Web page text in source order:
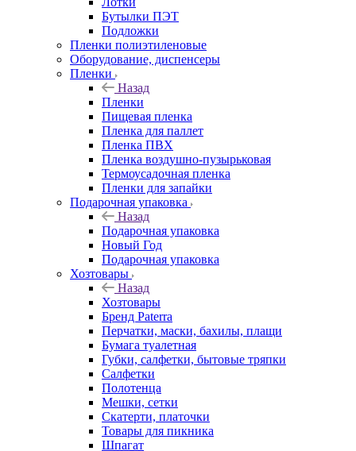
Бутылки ПЭТ
Подложки
Пленки полиэтиленовые
Оборудование, диспенсеры
Пленки
Назад
Пленки
Пищевая пленка
Пленка для паллет
Пленка ПВХ
Пленка воздушно-пузырьковая
Термоусадочная пленка
Пленки для запайки
Подарочная упаковка
Назад
Подарочная упаковка
Новый Год
Подарочная упаковка
Хозтовары
Назад
Хозтовары
Бренд Paterra
Перчатки, маски, бахилы, плащи
Бумага туалетная
Губки, салфетки, бытовые тряпки
Салфетки
Полотенца
Мешки, сетки
Скатерти, платочки
Товары для пикника
Шпагат